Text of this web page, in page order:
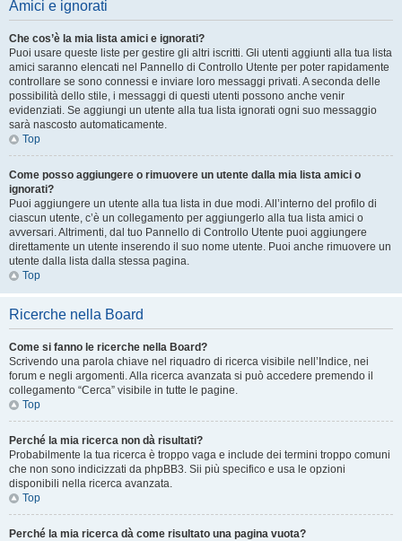
Amici e ignorati
Che cos’è la mia lista amici e ignorati?
Puoi usare queste liste per gestire gli altri iscritti. Gli utenti aggiunti alla tua lista
amici saranno elencati nel Pannello di Controllo Utente per poter rapidamente
controllare se sono connessi e inviare loro messaggi privati. A seconda delle
possibilità dello stile, i messaggi di questi utenti possono anche venir
evidenziati. Se aggiungi un utente alla tua lista ignorati ogni suo messaggio
sarà nascosto automaticamente.
Top
Come posso aggiungere o rimuovere un utente dalla mia lista amici o
ignorati?
Puoi aggiungere un utente alla tua lista in due modi. All’interno del profilo di
ciascun utente, c’è un collegamento per aggiungerlo alla tua lista amici o
avversari. Altrimenti, dal tuo Pannello di Controllo Utente puoi aggiungere
direttamente un utente inserendo il suo nome utente. Puoi anche rimuovere un
utente dalla lista dalla stessa pagina.
Top
Ricerche nella Board
Come si fanno le ricerche nella Board?
Scrivendo una parola chiave nel riquadro di ricerca visibile nell’Indice, nei
forum e negli argomenti. Alla ricerca avanzata si può accedere premendo il
collegamento “Cerca” visibile in tutte le pagine.
Top
Perché la mia ricerca non dà risultati?
Probabilmente la tua ricerca è troppo vaga e include dei termini troppo comuni
che non sono indicizzati da phpBB3. Sii più specifico e usa le opzioni
disponibili nella ricerca avanzata.
Top
Perché la mia ricerca dà come risultato una pagina vuota?